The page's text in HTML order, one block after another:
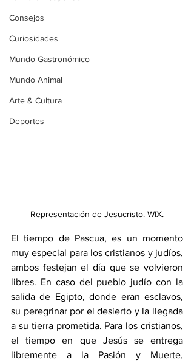
Consejos
Curiosidades
Mundo Gastronómico
Mundo Animal
Arte & Cultura
Deportes
Representación de Jesucristo. WIX.
El tiempo de Pascua, es un momento
muy especial para los cristianos y judíos,
ambos festejan el día que se volvieron
libres. En caso del pueblo judío con la
salida de Egipto, donde eran esclavos,
su peregrinar por el desierto y la llegada
a su tierra prometida. Para los cristianos,
el tiempo en que Jesús se entrega
libremente a la Pasión y Muerte,